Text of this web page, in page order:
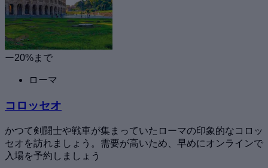
ー20%まで
ローマ
コロッセオ
かつて剣闘士や戦車が集まっていたローマの印象的なコロッ
セオを訪れましょう。需要が高いため、早めにオンラインで
入場を予約しましょう